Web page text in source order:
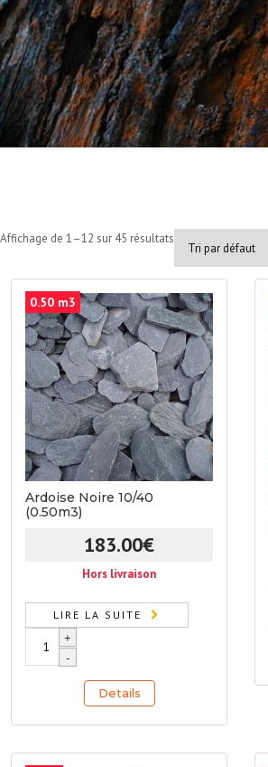
Affichage de 1–12 sur 45 résultats
0.50 m3
Ardoise Noire 10/40
(0.50m3)
183.00€
Hors livraison
LIRE LA SUITE
quantité+
-
Details